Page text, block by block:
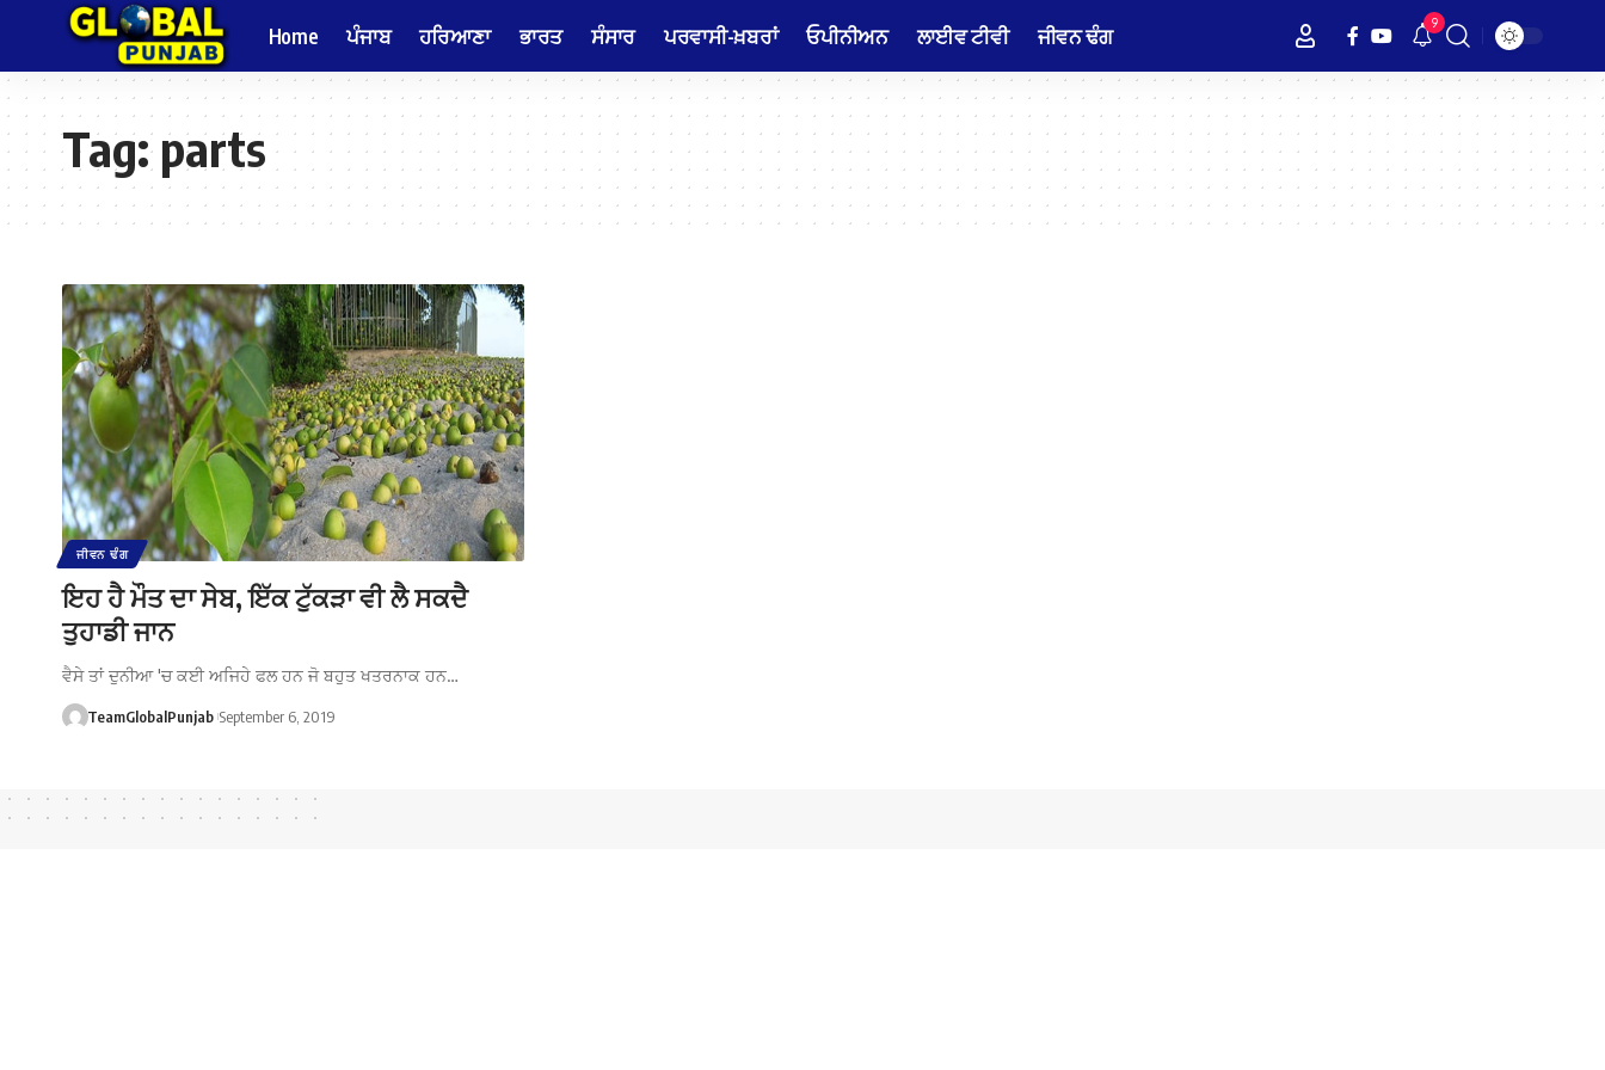
Home ਪੰਜਾਬ ਹਰਿਆਣਾ ਭਾਰਤ ਸੰਸਾਰ ਪਰਵਾਸੀ-ਖ਼ਬਰਾਂ ਓਪੀਨੀਅਨ ਲਾਈਵ ਟੀਵੀ ਜੀਵਨ ਢੰਗ 9
Tag:parts
ਜੀਵਨ ਢੰਗ
ਇਹ ਹੈ ਮੌਤ ਦਾ ਸੇਬ, ਇੱਕ ਟੁੱਕੜਾ ਵੀ ਲੈ ਸਕਦੈ
ਤੁਹਾਡੀ ਜਾਨ
ਵੈਸੇ ਤਾਂ ਦੁਨੀਆ 'ਚ ਕਈ ਅਜਿਹੇ ਫਲ ਹਨ ਜੋ ਬਹੁਤ ਖਤਰਨਾਕ ਹਨ…
TeamGlobalPunjab September 6, 2019